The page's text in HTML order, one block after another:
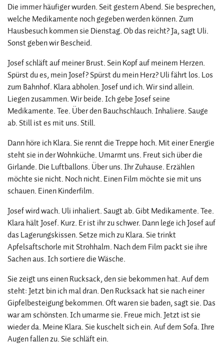
Die immer häufiger wurden. Seit gestern Abend. Sie besprechen,
welche Medikamente noch gegeben werden können. Zum
Hausbesuch kommen sie Dienstag. Ob das reicht? Ja, sagt Uli.
Sonst geben wir Bescheid.
Josef schläft auf meiner Brust. Sein Kopf auf meinem Herzen.
Spürst du es, mein Josef? Spürst du mein Herz? Uli fährt los. Los
zum Bahnhof. Klara abholen. Josef und ich. Wir sind allein.
Liegen zusammen. Wir beide. Ich gebe Josef seine
Medikamente. Tee. Über den Bauchschlauch. Inhaliere. Sauge
ab. Still ist es mit uns. Still.
Dann höre ich Klara. Sie rennt die Treppe hoch. Mit einer Energie
steht sie in der Wohnküche. Umarmt uns. Freut sich über die
Girlande. Die Luftballons. Über uns. Ihr Zuhause. Erzählen
möchte sie nicht. Noch nicht. Einen Film möchte sie mit uns
schauen. Einen Kinderfilm.
Josef wird wach. Uli inhaliert. Saugt ab. Gibt Medikamente. Tee.
Klara hält Josef. Kurz. Er ist ihr zu schwer. Dann lege ich Josef auf
das Lagerungskissen. Setze mich zu Klara. Sie trinkt
Apfelsaftschorle mit Strohhalm. Nach dem Film packt sie ihre
Sachen aus. Ich sortiere die Wäsche.
Sie zeigt uns einen Rucksack, den sie bekommen hat. Auf dem
steht: Jetzt bin ich mal dran. Den Rucksack hat sie nach einer
Gipfelbesteigung bekommen. Oft waren sie baden, sagt sie. Das
war am schönsten. Ich umarme sie. Freue mich. Jetzt ist sie
wieder da. Meine Klara. Sie kuschelt sich ein. Auf dem Sofa. Ihre
Augen fallen zu. Sie schläft ein.